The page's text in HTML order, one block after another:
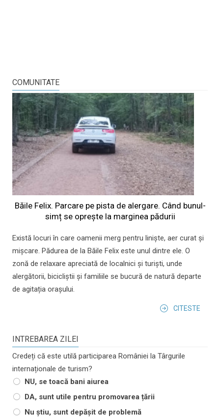
COMUNITATE
Băile Felix. Parcare pe pista de alergare. Când bunul-
simț se oprește la marginea pădurii
Există locuri în care oamenii merg pentru liniște, aer curat și
mișcare. Pădurea de la Băile Felix este unul dintre ele. O
zonă de relaxare apreciată de localnici și turiști, unde
alergătorii, bicicliștii și familiile se bucură de natură departe
de agitația orașului.
CITESTE
INTREBAREA ZILEI
Credeți că este utilă participarea României la Târgurile
internaționale de turism?
NU, se toacă bani aiurea
DA, sunt utile pentru promovarea țării
Nu știu, sunt depășit de problemă